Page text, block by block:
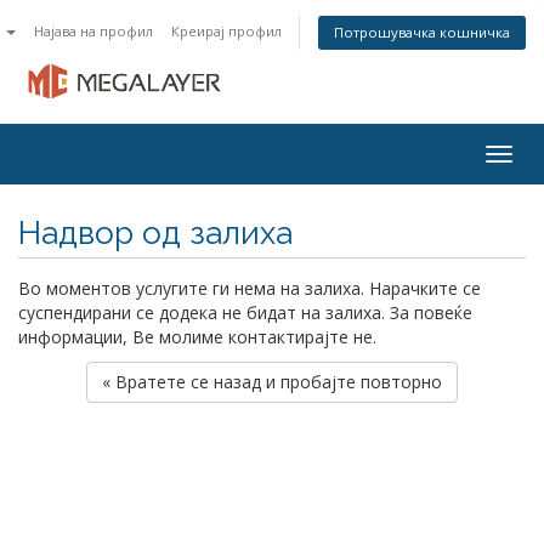
Најава на профил Креирај профил Потрошувачка кошничка
Надвор од залиха
Во моментов услугите ги нема на залиха. Нарачките се
суспендирани се додека не бидат на залиха. За повеќе
информации, Ве молиме контактирајте не.
« Вратете се назад и пробајте повторно